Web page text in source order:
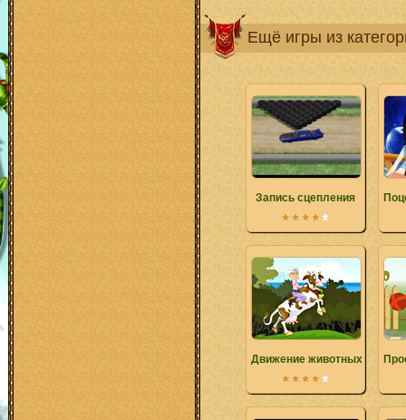
Ещё игры из
Запись сцепления
Движение животных